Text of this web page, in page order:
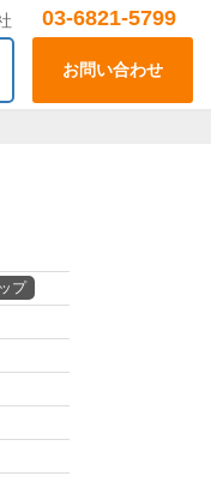
03-6821-5799
お問い合わせ
プ